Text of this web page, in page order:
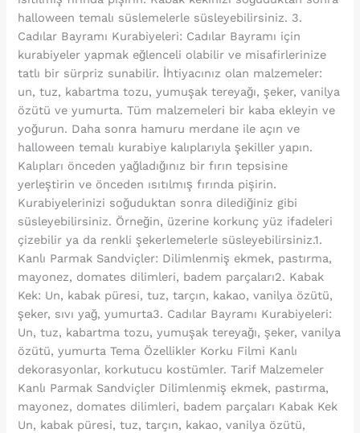
halloween temalı süslemelerle süsleyebilirsiniz. 3.
Cadılar Bayramı Kurabiyeleri: Cadılar Bayramı için
kurabiyeler yapmak eğlenceli olabilir ve misafirlerinize
tatlı bir sürpriz sunabilir. İhtiyacınız olan malzemeler:
un, tuz, kabartma tozu, yumuşak tereyağı, şeker, vanilya
özütü ve yumurta. Tüm malzemeleri bir kaba ekleyin ve
yoğurun. Daha sonra hamuru merdane ile açın ve
halloween temalı kurabiye kalıplarıyla şekiller yapın.
Kalıpları önceden yağladığınız bir fırın tepsisine
yerleştirin ve önceden ısıtılmış fırında pişirin.
Kurabiyelerinizi soğuduktan sonra dilediğiniz gibi
süsleyebilirsiniz. Örneğin, üzerine korkunç yüz ifadeleri
çizebilir ya da renkli şekerlemelerle süsleyebilirsiniz.1.
Kanlı Parmak Sandviçler: Dilimlenmiş ekmek, pastırma,
mayonez, domates dilimleri, badem parçaları2. Kabak
Kek: Un, kabak püresi, tuz, tarçın, kakao, vanilya özütü,
şeker, sıvı yağ, yumurta3. Cadılar Bayramı Kurabiyeleri:
Un, tuz, kabartma tozu, yumuşak tereyağı, şeker, vanilya
özütü, yumurta Tema Özellikler Korku Filmi Kanlı
dekorasyonlar, korkutucu kostümler. Tarif Malzemeler
Kanlı Parmak Sandviçler Dilimlenmiş ekmek, pastırma,
mayonez, domates dilimleri, badem parçaları Kabak Kek
Un, kabak püresi, tuz, tarçın, kakao, vanilya özütü,